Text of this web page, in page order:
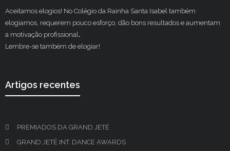
Aceitamos elogios! No Colégio da Rainha Santa Isabel também
elogiamos, requerem pouco esforço, dão bons resultados e aumentam
a motivação profissional.
Lembre-se também de elogiar!
Artigos recentes
PREMIADOS DA GRAND JETÉ
GRAND JETÉ INT. DANCE AWARDS